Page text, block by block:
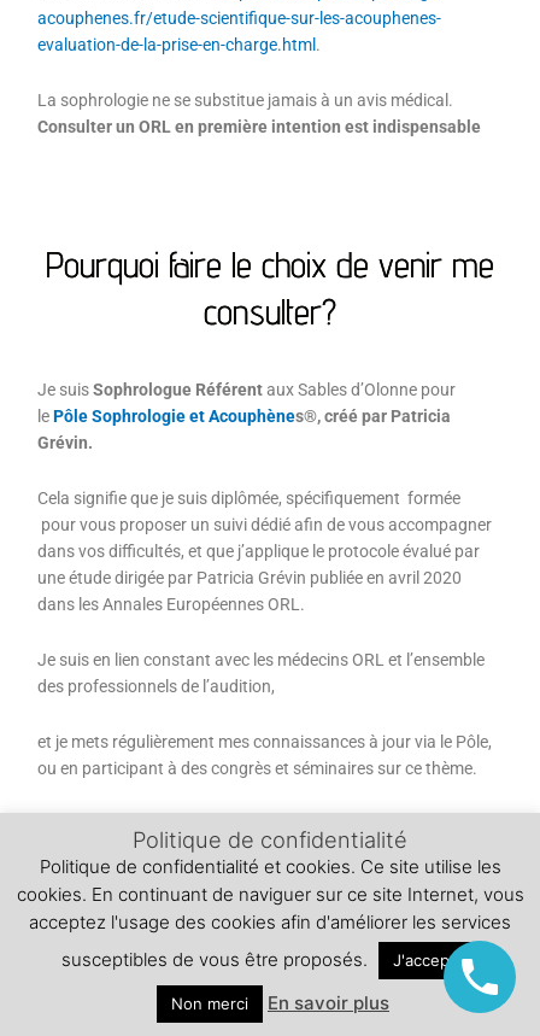
acouphenes.fr/etude-scientifique-sur-les-acouphenes-
evaluation-de-la-prise-en-charge.html.
La sophrologie ne se substitue jamais à un avis médical.
Consulter un ORL en première intention est indispensable
Pourquoi faire le choix de venir me
consulter?
Je suisSophrologue Référentaux Sables d’Olonne pour
le Pôle Sophrologie et Acouphènes®, créé par Patricia
Grévin.
Cela signifie que je suis diplômée, spécifiquement formée
pour vous proposer un suivi dédié afin de vous accompagner
dans vos difficultés, et que j’applique le protocole évalué par
une étude dirigée par Patricia Grévin publiée en avril 2020
dans les Annales Européennes ORL.
Je suis en lien constant avec les médecins ORL et l’ensemble
des professionnels de l’audition,
et je mets régulièrement mes connaissances à jour via le Pôle,
ou en participant à des congrès et séminaires sur ce thème.
Politique de confidentialité
Politique de confidentialité et cookies. Ce site utilise les
cookies. En continuant de naviguer sur ce site Internet, vous
acceptez l'usage des cookies afin d'améliorer les services
susceptibles de vous être proposés.
J'accepte
Non merci En savoir plus